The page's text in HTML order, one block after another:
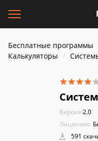
Бесплатные программы
Калькуляторы
Версия:2.0
Лицензия:
591